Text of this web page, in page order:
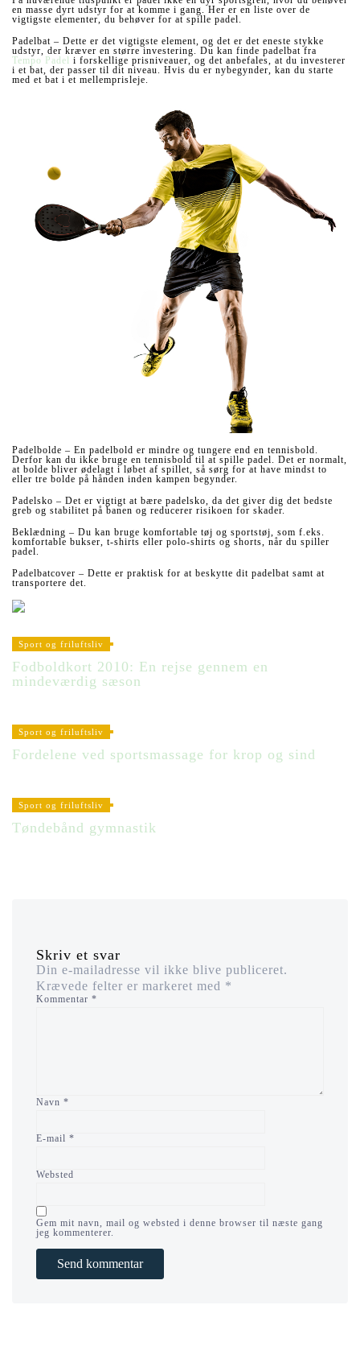
en masse dyrt udstyr for at komme i gang. Her er en liste over de
vigtigste elementer, du behøver for at spille padel.
Padelbat – Dette er det vigtigste element, og det er det eneste stykke
udstyr, der kræver en større investering. Du kan finde padelbat fra
Tempo Padel
i forskellige prisniveauer, og det anbefales, at du investerer
i et bat, der passer til dit niveau. Hvis du er nybegynder, kan du starte
med et bat i et mellemprisleje.
Padelbolde – En padelbold er mindre og tungere end en tennisbold.
Derfor kan du ikke bruge en tennisbold til at spille padel. Det er normalt,
at bolde bliver ødelagt i løbet af spillet, så sørg for at have mindst to
eller tre bolde på hånden inden kampen begynder.
Padelsko – Det er vigtigt at bære padelsko, da det giver dig det bedste
greb og stabilitet på banen og reducerer risikoen for skader.
Beklædning – Du kan bruge komfortable tøj og sportstøj, som f.eks.
komfortable bukser, t-shirts eller polo-shirts og shorts, når du spiller
padel.
Padelbatcover – Dette er praktisk for at beskytte dit padelbat samt at
transportere det.
Sport og friluftsliv
Fodboldkort 2010: En rejse gennem en
mindeværdig sæson
Sport og friluftsliv
Fordelene ved sportsmassage for krop og sind
Sport og friluftsliv
Tøndebånd gymnastik
Skriv et svar
Din e-mailadresse vil ikke blive publiceret.
Krævede felter er markeret med *
Kommentar *
Navn *
E-mail *
Websted
Gem mit navn, mail og websted i denne browser til næste gang
jeg kommenterer.